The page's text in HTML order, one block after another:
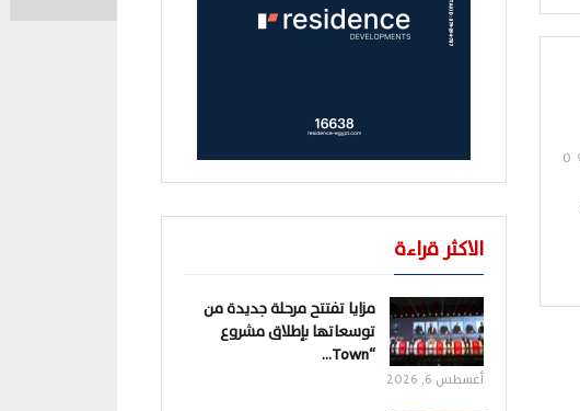
الاكثر قراءة
مزايا تفتتح مرحلة جديدة من
توسعاتها بإطلاق مشروع
“Town…
أغسطس 6, 2026